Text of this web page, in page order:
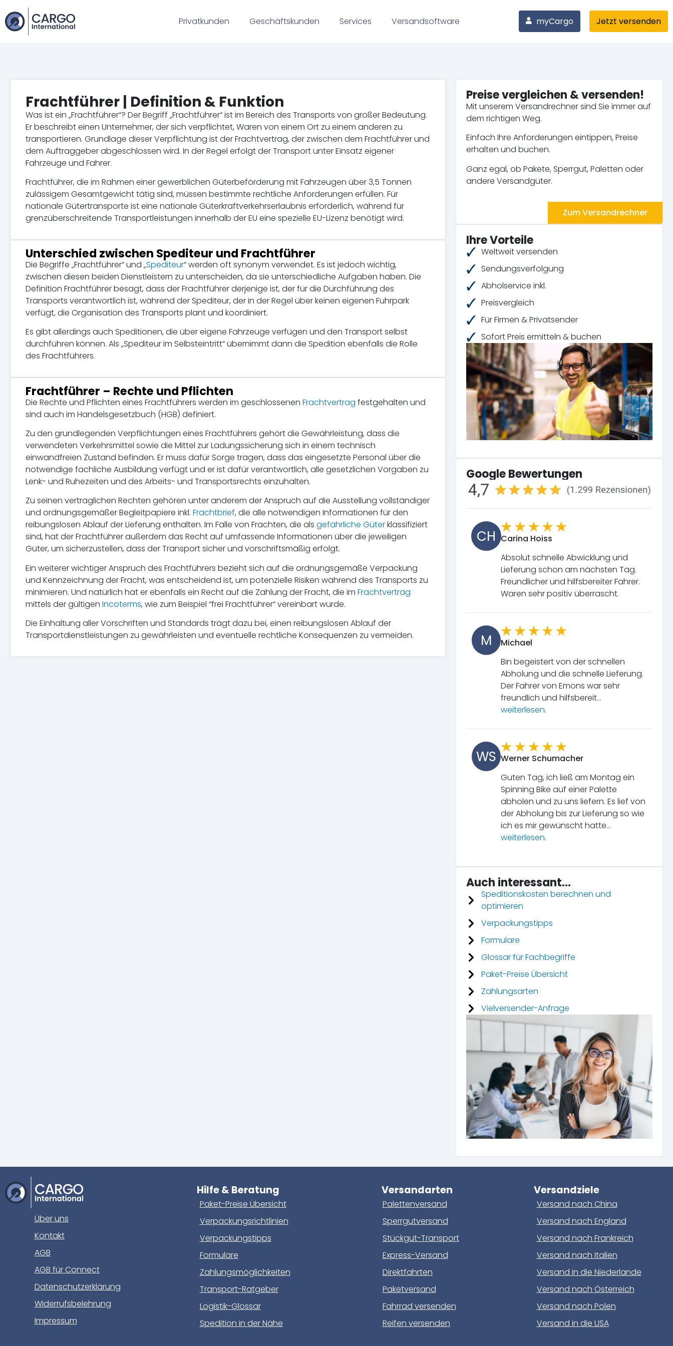
Privatkunden Geschäftskunden Services Versandsoftware myCargo Jetzt versenden
Frachtführer | Definition & Funktion
Was ist ein „Frachtführer“? Der Begriff „Frachtführer“ ist im Bereich des Transports von großer Bedeutung.
Er beschreibt einen Unternehmer, der sich verpflichtet, Waren von einem Ort zu einem anderen zu
transportieren. Grundlage dieser Verpflichtung ist der Frachtvertrag, der zwischen dem Frachtführer und
dem Auftraggeber abgeschlossen wird. In der Regel erfolgt der Transport unter Einsatz eigener
Fahrzeuge und Fahrer.
Frachtführer, die im Rahmen einer gewerblichen Güterbeförderung mit Fahrzeugen über 3,5 Tonnen
zulässigem Gesamtgewicht tätig sind, müssen bestimmte rechtliche Anforderungen erfüllen. Für
nationale Gütertransporte ist eine nationale Güterkraftverkehrserlaubnis erforderlich, während für
grenzüberschreitende Transportleistungen innerhalb der EU eine spezielle EU-Lizenz benötigt wird.
Unterschied zwischen Spediteur und Frachtführer
Die Begriffe „Frachtführer“ und „Spediteur“ werden oft synonym verwendet. Es ist jedoch wichtig,
zwischen diesen beiden Dienstleistern zu unterscheiden, da sie unterschiedliche Aufgaben haben. Die
Definition Frachtführer besagt, dass der Frachtführer derjenige ist, der für die Durchführung des
Transports verantwortlich ist, während der Spediteur, der in der Regel über keinen eigenen Fuhrpark
verfügt, die Organisation des Transports plant und koordiniert.
Es gibt allerdings auch Speditionen, die über eigene Fahrzeuge verfügen und den Transport selbst
durchführen können. Als „Spediteur im Selbsteintritt“ übernimmt dann die Spedition ebenfalls die Rolle
des Frachtführers.
Frachtführer – Rechte und Pflichten
Die Rechte und Pflichten eines Frachtführers werden im geschlossenen Frachtvertrag festgehalten und
sind auch im Handelsgesetzbuch (HGB) definiert.
Zu den grundlegenden Verpflichtungen eines Frachtführers gehört die Gewährleistung, dass die
verwendeten Verkehrsmittel sowie die Mittel zur Ladungssicherung sich in einem technisch
einwandfreien Zustand befinden. Er muss dafür Sorge tragen, dass das eingesetzte Personal über die
notwendige fachliche Ausbildung verfügt und er ist dafür verantwortlich, alle gesetzlichen Vorgaben zu
Lenk- und Ruhezeiten und des Arbeits- und Transportsrechts einzuhalten.
Zu seinen vertraglichen Rechten gehören unter anderem der Anspruch auf die Ausstellung vollständiger
und ordnungsgemäßer Begleitpapiere inkl. Frachtbrief, die alle notwendigen Informationen für den
reibungslosen Ablauf der Lieferung enthalten. Im Falle von Frachten, die als gefährliche Güterklassifiziert
sind, hat der Frachtführer außerdem das Recht auf umfassende Informationen über die jeweiligen
Güter, um sicherzustellen, dass der Transport sicher und vorschriftsmäßig erfolgt.
Ein weiterer wichtiger Anspruch des Frachtführers bezieht sich auf die ordnungsgemäße Verpackung
und Kennzeichnung der Fracht, was entscheidend ist, um potenzielle Risiken während des Transports zu
minimieren. Und natürlich hat er ebenfalls ein Recht auf die Zahlung der Fracht, die im Frachtvertrag
mittels der gültigen Incoterms, wie zum Beispiel “frei Frachtführer“ vereinbart wurde.
Die Einhaltung aller Vorschriften und Standards trägt dazu bei, einen reibungslosen Ablauf der
Transportdienstleistungen zu gewährleisten und eventuelle rechtliche Konsequenzen zu vermeiden.
Preise vergleichen & versenden!
Mit unserem Versandrechner sind Sie immer auf
dem richtigen Weg.
Einfach Ihre Anforderungen eintippen, Preise
erhalten und buchen.
Ganz egal, ob Pakete, Sperrgut, Paletten oder
andere Versandgüter.
Zum Versandrechner
Ihre Vorteile
Weltweit versenden
Sendungsverfolgung
Abholservice inkl.
Preisvergleich
Für Firmen & Privatsender
Sofort Preis ermitteln & buchen
Google Bewertungen
CH Carina Hoiss
Absolut schnelle Abwicklung und
Lieferung schon am nächsten Tag.
Freundlicher und hilfsbereiter Fahrer.
Waren sehr positiv überrascht.
M
Michael
Bin begeistert von der schnellen
Abholung und die schnelle Lieferung.
Der Fahrer von Emons war sehr
freundlich und hilfsbereit...
weiterlesen.
WS Werner Schumacher
Guten Tag, ich ließ am Montag ein
Spinning Bike auf einer Palette
abholen und zu uns liefern. Es lief von
der Abholung bis zur Lieferung so wie
ich es mir gewünscht hatte...
weiterlesen.
Auch interessant...
Speditionskosten berechnen und
optimieren
Verpackungstipps
Formulare
Glossar für Fachbegriffe
Paket-Preise Übersicht
Zahlungsarten
Vielversender-Anfrage
Über uns
Kontakt
AGB
AGB für Connect
Datenschutzerklärung
Widerrufsbelehrung
Impressum
Hilfe & Beratung
Paket-Preise Übersicht
Verpackungsrichtlinien
Verpackungstipps
Formulare
Zahlungsmöglichkeiten
Transport-Ratgeber
Logistik-Glossar
Spedition in der Nähe
Versandarten
Palettenversand
Sperrgutversand
Stückgut-Transport
Express-Versand
Direktfahrten
Paketversand
Fahrrad versenden
Reifen versenden
Versandziele
Versand nach China
Versand nach England
Versand nach Frankreich
Versand nach Italien
Versand in die Niederlande
Versand nach Österreich
Versand nach Polen
Versand in die USA